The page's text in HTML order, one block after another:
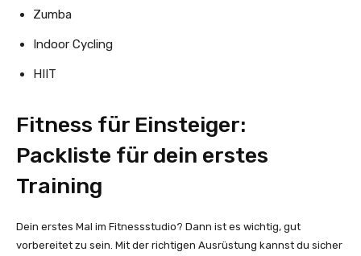
Zumba
Indoor Cycling
HIIT
Fitness für Einsteiger:
Packliste für dein erstes
Training
Dein erstes Mal im Fitnessstudio? Dann ist es wichtig, gut
vorbereitet zu sein. Mit der richtigen Ausrüstung kannst du sicher